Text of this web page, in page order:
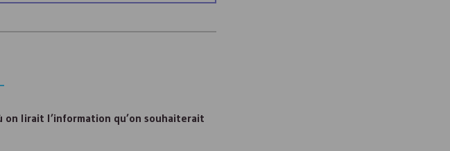
lirait l’information qu’on souhaiterait